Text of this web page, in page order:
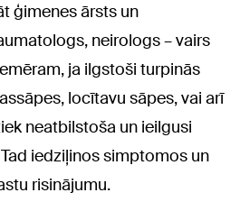
ģimenes ārsts un
neirologs – vairs
ja ilgstoši turpinās
locītavu sāpes, vai arī
neatbilstoša un ieilgusi
iedziļinos simptomos un
risinājumu.